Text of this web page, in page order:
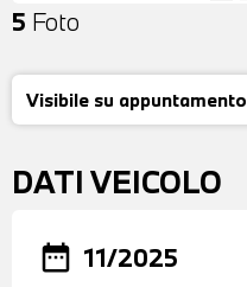
5 Foto
Visibile su appuntamento
DATI VEICOLO
date_range 11/2025